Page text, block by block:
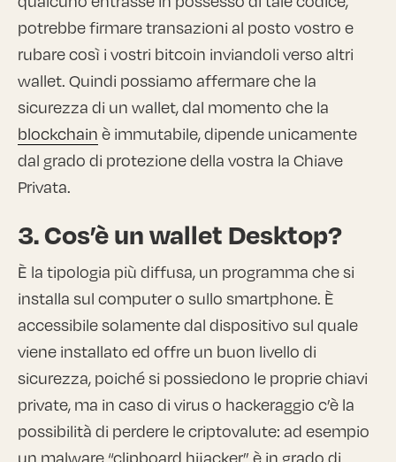
potrebbe firmare transazioni al posto vostro e
rubare così i vostri bitcoin inviandoli verso altri
wallet. Quindi possiamo affermare che la
sicurezza di un wallet, dal momento che la
blockchain è immutabile, dipende unicamente
dal grado di protezione della vostra la Chiave
Privata.
3. Cos’è un wallet Desktop?
È la tipologia più diffusa, un programma che si
installa sul computer o sullo smartphone. È
accessibile solamente dal dispositivo sul quale
viene installato ed offre un buon livello di
sicurezza, poiché si possiedono le proprie chiavi
private, ma in caso di virus o hackeraggio c’è la
possibilità di perdere le criptovalute: ad esempio
un malware “clipboard hijacker” è in grado di